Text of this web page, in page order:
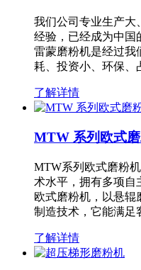
我们公司专业生产大
经验，已经成为中国
雷蒙磨粉机是经过我
耗、投资小、环保
了解详情
MTW 系列欧式
MTW系列欧式磨粉
术水平，拥有多项
欧式磨粉机，以悬辊
制造技术，它能满
了解详情